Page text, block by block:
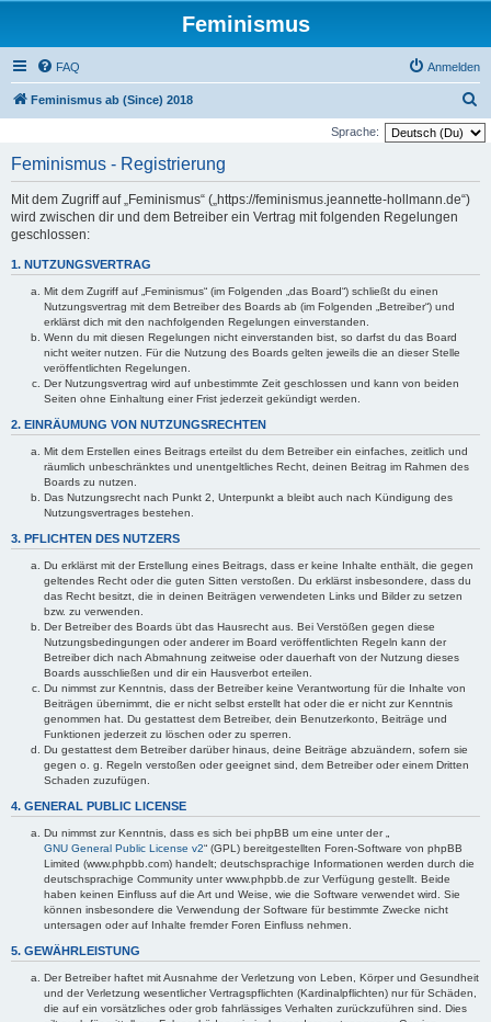
Feminismus
FAQ Anmelden
Feminismus ab (Since) 2018
u
Sprache:
Feminismus - Registrierung
Mit dem Zugriff auf „Feminismus“ („https://feminismus.jeannette-hollmann.de“)
wird zwischen dir und dem Betreiber ein Vertrag mit folgenden Regelungen
geschlossen:
1. NUTZUNGSVERTRAG
Mit dem Zugriff auf „Feminismus“ (im Folgenden „das Board“) schließt du einen
Nutzungsvertrag mit dem Betreiber des Boards ab (im Folgenden „Betreiber“) und
erklärst dich mit den nachfolgenden Regelungen einverstanden.
Wenn du mit diesen Regelungen nicht einverstanden bist, so darfst du das Board
nicht weiter nutzen. Für die Nutzung des Boards gelten jeweils die an dieser Stelle
veröffentlichten Regelungen.
Der Nutzungsvertrag wird auf unbestimmte Zeit geschlossen und kann von beiden
Seiten ohne Einhaltung einer Frist jederzeit gekündigt werden.
2. EINRÄUMUNG VON NUTZUNGSRECHTEN
Mit dem Erstellen eines Beitrags erteilst du dem Betreiber ein einfaches, zeitlich und
räumlich unbeschränktes und unentgeltliches Recht, deinen Beitrag im Rahmen des
Boards zu nutzen.
Das Nutzungsrecht nach Punkt 2, Unterpunkt a bleibt auch nach Kündigung des
Nutzungsvertrages bestehen.
3. PFLICHTEN DES NUTZERS
Du erklärst mit der Erstellung eines Beitrags, dass er keine Inhalte enthält, die gegen
geltendes Recht oder die guten Sitten verstoßen. Du erklärst insbesondere, dass du
das Recht besitzt, die in deinen Beiträgen verwendeten Links und Bilder zu setzen
bzw. zu verwenden.
Der Betreiber des Boards übt das Hausrecht aus. Bei Verstößen gegen diese
Nutzungsbedingungen oder anderer im Board veröffentlichten Regeln kann der
Betreiber dich nach Abmahnung zeitweise oder dauerhaft von der Nutzung dieses
Boards ausschließen und dir ein Hausverbot erteilen.
Du nimmst zur Kenntnis, dass der Betreiber keine Verantwortung für die Inhalte von
Beiträgen übernimmt, die er nicht selbst erstellt hat oder die er nicht zur Kenntnis
genommen hat. Du gestattest dem Betreiber, dein Benutzerkonto, Beiträge und
Funktionen jederzeit zu löschen oder zu sperren.
Du gestattest dem Betreiber darüber hinaus, deine Beiträge abzuändern, sofern sie
gegen o. g. Regeln verstoßen oder geeignet sind, dem Betreiber oder einem Dritten
Schaden zuzufügen.
4. GENERAL PUBLIC LICENSE
Du nimmst zur Kenntnis, dass es sich bei phpBB um eine unter der „
GNU General Public License v2“ (GPL) bereitgestellten Foren-Software von phpBB
Limited (www.phpbb.com) handelt; deutschsprachige Informationen werden durch die
deutschsprachige Community unter www.phpbb.de zur Verfügung gestellt. Beide
haben keinen Einfluss auf die Art und Weise, wie die Software verwendet wird. Sie
können insbesondere die Verwendung der Software für bestimmte Zwecke nicht
untersagen oder auf Inhalte fremder Foren Einfluss nehmen.
5. GEWÄHRLEISTUNG
Der Betreiber haftet mit Ausnahme der Verletzung von Leben, Körper und Gesundheit
und der Verletzung wesentlicher Vertragspflichten (Kardinalpflichten) nur für Schäden,
die auf ein vorsätzliches oder grob fahrlässiges Verhalten zurückzuführen sind. Dies